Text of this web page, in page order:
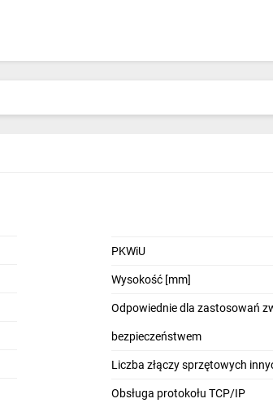
PKWiU
Wysokość [mm]
Odpowiednie dla zastosowań
bezpieczeństwem
Liczba złączy sprzętowych
Obsługa protokołu TCP/IP